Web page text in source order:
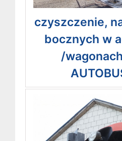
czyszczenie,
bocznych w
/